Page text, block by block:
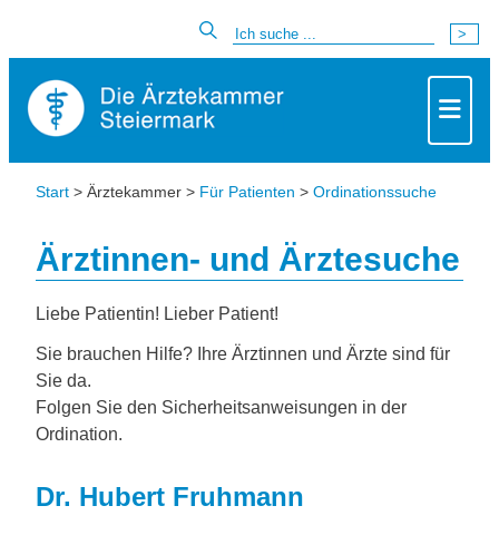
Start > Ärztekammer > Für Patienten > Ordinationssuche
Ärztinnen- und Ärztesuche
Liebe Patientin! Lieber Patient!
Sie brauchen Hilfe? Ihre Ärztinnen und Ärzte sind für
Sie da.
Folgen Sie den Sicherheitsanweisungen in der
Ordination.
Dr. Hubert Fruhmann